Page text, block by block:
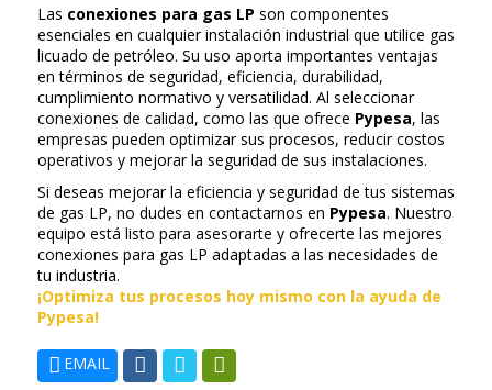
Las conexiones para gas LP son componentes
esenciales en cualquier instalación industrial que utilice gas
licuado de petróleo. Su uso aporta importantes ventajas
en términos de seguridad, eficiencia, durabilidad,
cumplimiento normativo y versatilidad. Al seleccionar
conexiones de calidad, como las que ofrece Pypesa, las
empresas pueden optimizar sus procesos, reducir costos
operativos y mejorar la seguridad de sus instalaciones.
Si deseas mejorar la eficiencia y seguridad de tus sistemas
de gas LP, no dudes en contactarnos en Pypesa. Nuestro
equipo está listo para asesorarte y ofrecerte las mejores
conexiones para gas LP adaptadas a las necesidades de
tu industria.
¡Optimiza tus procesos hoy mismo con la ayuda de
Pypesa!
EMAIL